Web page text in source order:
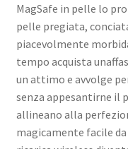
MagSafe in pelle lo
pelle pregiata,
piacevolmente
tempo acquista
un attimo e avvolge
senza appesantirne il
allineano alla
magicamente facile da